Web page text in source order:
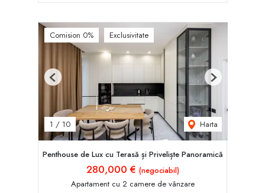
Comision 0% Exclusivitate
1 / 10 Harta
Previous Next
Penthouse de Lux cu Terasă și Priveliște Panoramică
280,000 € (negociabil)
Apartament cu 2 camere de vânzare